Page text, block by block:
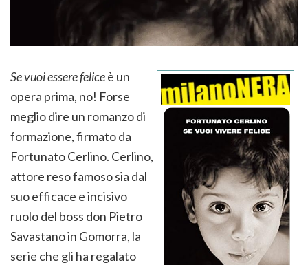
Se vuoi essere feliceè un
opera prima, no! Forse
meglio dire un romanzo di
formazione, firmato da
Fortunato Cerlino. Cerlino,
attore reso famoso sia dal
suo efficace e incisivo
ruolo del boss don Pietro
Savastano in Gomorra, la
serie che gli ha regalato